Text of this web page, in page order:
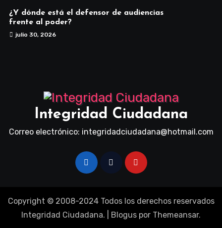
¿Y dónde está el defensor de audiencias
frente al poder?
julio 30, 2026
Integridad Ciudadana
Correo electrónico: integridadciudadana@hotmail.com
Copyright © 2008-2024 Todos los derechos reservados
Integridad Ciudadana.
Blogus por Themeansar.